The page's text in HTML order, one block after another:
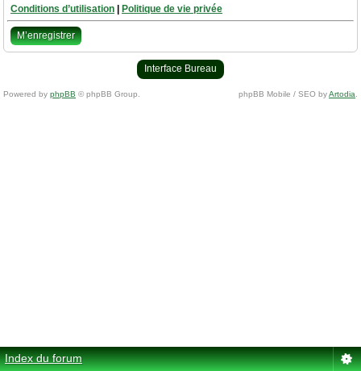
Conditions d’utilisation
Politique de vie privée
M’enregistrer
Interface Bureau
Powered by phpBB © phpBB Group. phpBB Mobile / SEO byArtodia
Index du forum